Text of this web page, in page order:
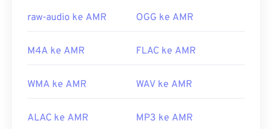
https://en.wikipedia.org/wiki/Adaptive_Multi-
https://www.etsi.org/
raw-audio ke AMR OGG ke AMR
M4A ke AMR FLAC ke AMR
WMA ke AMR WAV ke AMR
ALAC ke AMR MP3 ke AMR